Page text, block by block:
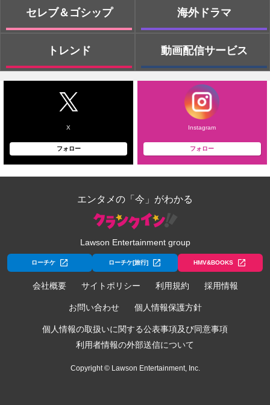
セレブ＆ゴシップ
トレンド
海外ドラマ
動画配信サービス
X
フォロー
Instagram
フォロー
エンタメの「今」がわかる
Lawson Entertainment group
ローチケ ローチケ[旅行] HMV&BOOKS
会社概要 サイトポリシー 利用規約 採用情報
お問い合わせ 個人情報保護方針
個人情報の取扱いに関する公表事項及び同意事項
利用者情報の外部送信について
Copyright © Lawson Entertainment, Inc.